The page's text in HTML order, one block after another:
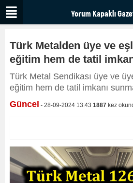
Türk Metalden üye ve
eğitim hem de tatil
Türk Metal Sendikası üye ve
eğitim hem de tatil imkanı
Güncel - 28-09-2024 13:43 1887 kez